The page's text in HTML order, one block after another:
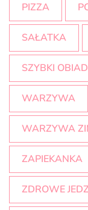
PIZZA
SAŁATKA
SZYBKI OBIAD
WARZYWA
WARZYWA
ZAPIEKANKA
ZDROWE